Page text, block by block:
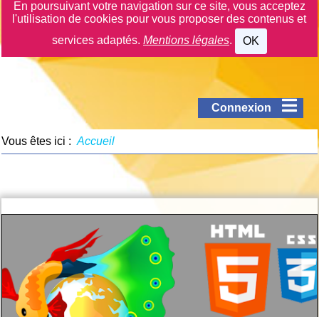
En poursuivant votre navigation sur ce site, vous acceptez
l'utilisation de cookies pour vous proposer des contenus et
services adaptés. Mentions légales. OK
Connexion
Vous êtes ici :Accueil